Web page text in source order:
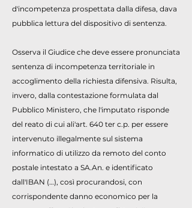
d'incompetenza prospettata dalla difesa, dava
pubblica lettura del dispositivo di sentenza.
Osserva il Giudice che deve essere pronunciata
sentenza di incompetenza territoriale in
accoglimento della richiesta difensiva. Risulta,
invero, dalla contestazione formulata dal
Pubblico Ministero, che l'imputato risponde
del reato di cui ali'art. 640 ter c.p. per essere
intervenuto illegalmente sul sistema
informatico di utilizzo da remoto del conto
postale intestato a SA.An. e identificato
dall'IBAN (…), così procurandosi, con
corrispondente danno economico per la